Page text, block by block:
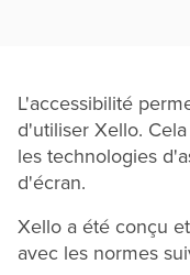
L'accessibilité
d'utiliser Xello.
les technologies
d'écran.
Xello a été conçu
avec les normes